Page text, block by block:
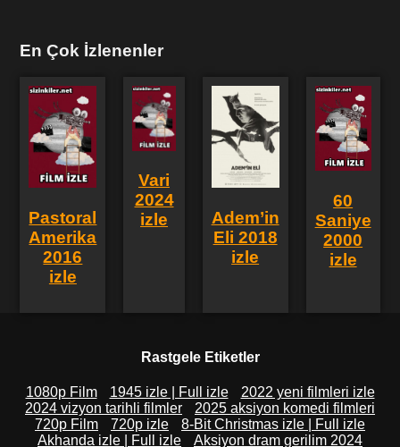
En Çok İzlenenler
Pastoral
Amerika
2016
izle
Vari
2024
izle
Adem’in
Eli 2018
izle
60
Saniye
2000
izle
Rastgele Etiketler
1080p Film 1945 izle | Full izle
2022 yeni filmleri izle
2024 vizyon tarihli filmler
2025 aksiyon komedi filmleri
720p Film
720p izle
8-Bit Christmas izle | Full izle
Akhanda izle | Full izle
Aksiyon dram gerilim 2024